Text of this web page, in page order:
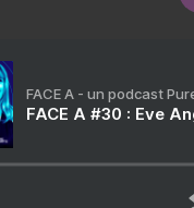
FACE A - un podcast
FACE A #30 : Eve